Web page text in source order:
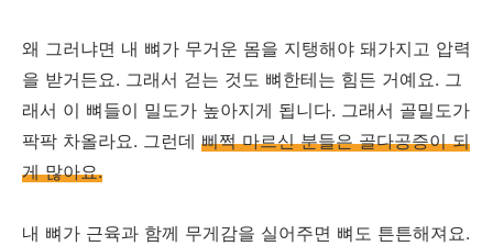
왜 그러냐면 내 뼈가 무거운 몸을 지탱해야 돼가지고 압력
을 받거든요. 그래서 걷는 것도 뼈한테는 힘든 거예요. 그
래서 이 뼈들이 밀도가 높아지게 됩니다. 그래서 골밀도가
팍팍 차올라요. 그런데 삐쩍 마르신 분들은 골다공증이 되
게 많아요.
내 뼈가 근육과 함께 무게감을 실어주면 뼈도 튼튼해져요.